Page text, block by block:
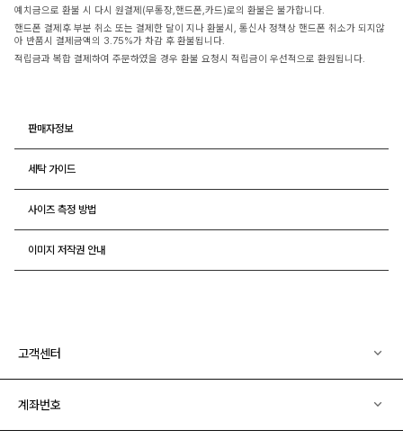
예치금으로 환불 시 다시 원결제(무통장,핸드폰,카드)로의 환불은 불가합니다.
핸드폰 결제후 부분 취소 또는 결제한 달이 지나 환불시, 통신사 정책상 핸드폰 취소가 되지않
아 반품시 결제금액의 3.75%가 차감 후 환불됩니다.
적립금과 복합 결제하여 주문하였을 경우 환불 요청시 적립금이 우선적으로 환원됩니다.
판매자정보
세탁 가이드
사이즈 측정 방법
이미지 저작권 안내
고객센터
계좌번호